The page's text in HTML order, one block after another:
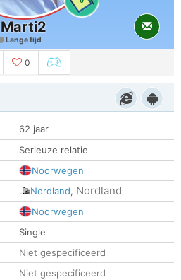
Marti2
Lange tijd
0
62 jaar
Serieuze relatie
Noorwegen
Nordland, Nordland
Noorwegen
Single
Niet gespecificeerd
Niet gespecificeerd